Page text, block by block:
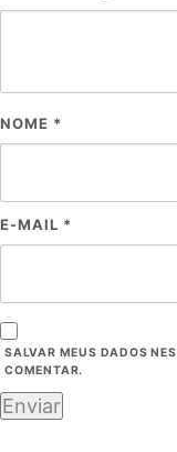
NOME *
E-MAIL *
SALVAR MEUS DADOS
COMENTAR.